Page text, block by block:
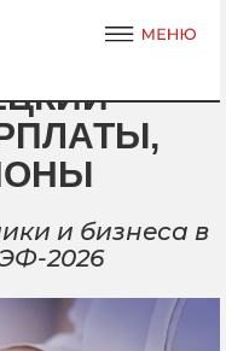
и бизнеса в
2026